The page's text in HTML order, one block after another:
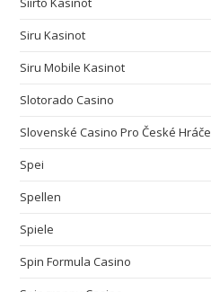
Siru Kasinot
Siru Mobile Kasinot
Slotorado Casino
Slovenské Casino Pro České Hráče
Spei
Spellen
Spiele
Spin Formula Casino